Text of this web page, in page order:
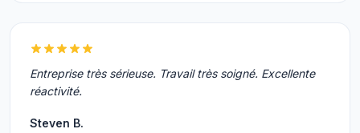
Entreprise très sérieuse. Travail très soigné. Excellente
réactivité.
Steven B.